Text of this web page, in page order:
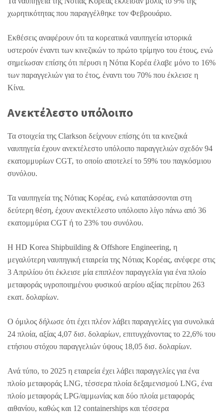
χωρητικότητας που παραγγέλθηκε τον Φεβρουάριο.
Εκθέσεις αναφέρουν ότι τα κορεατικά ναυπηγεία ιστορικά
υστερούν έναντι των κινεζικών το πρώτο τρίμηνο του έτους, ενώ
σημείωσαν επίσης ότι πέρυσι η Νότια Κορέα έλαβε μόνο το 16%
των παραγγελιών για το έτος, έναντι του 70% που έκλεισε η
Κίνα.
Ανεκτέλεστο υπόλοιπο
Τα στοιχεία της Clarkson δείχνουν επίσης ότι τα κινεζικά
ναυπηγεία έχουν ανεκτέλεστο υπόλοιπο παραγγελιών σχεδόν 94
εκατομμυρίων CGT, το οποίο αποτελεί το 59% του παγκόσμιου
συνόλου.
Τα ναυπηγεία της Νότιας Κορέας, ενώ κατατάσσονται στη
δεύτερη θέση, έχουν ανεκτέλεστο υπόλοιπο λίγο πάνω από 36
εκατομμύρια CGT ή το 23% του συνόλου.
Η HD Korea Shipbuilding & Offshore Engineering, η
μεγαλύτερη ναυπηγική εταιρεία της Νότιας Κορέας, ανέφερε στις
3 Απριλίου ότι έκλεισε μία επιπλέον παραγγελία για ένα πλοίο
μεταφοράς υγροποιημένου φυσικού αερίου αξίας περίπου 263
εκατ. δολαρίων.
Ο όμιλος δήλωσε ότι έχει πλέον λάβει παραγγελίες για συνολικά
24 πλοία, αξίας 4,07 δισ. δολαρίων, επιτυγχάνοντας το 22,6% του
ετήσιου στόχου παραγγελιών ύψους 18,05 δισ. δολαρίων.
Ανά τύπο, το 2025 η εταιρεία έχει λάβει παραγγελίες για ένα
πλοίο μεταφοράς LNG, τέσσερα πλοία δεξαμενισμού LNG, ένα
πλοίο μεταφοράς LPG/αμμωνίας και δύο πλοία μεταφοράς
αιθανίου, καθώς και 12 containerships και τέσσερα